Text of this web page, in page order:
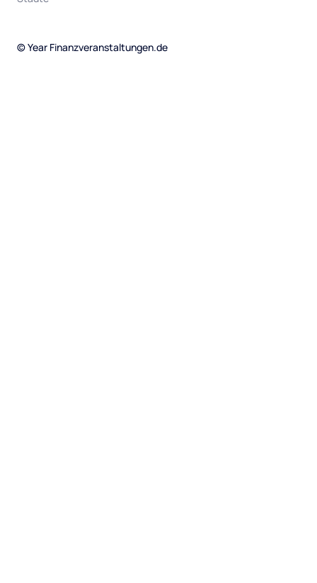
©Year Finanzveranstaltungen.de